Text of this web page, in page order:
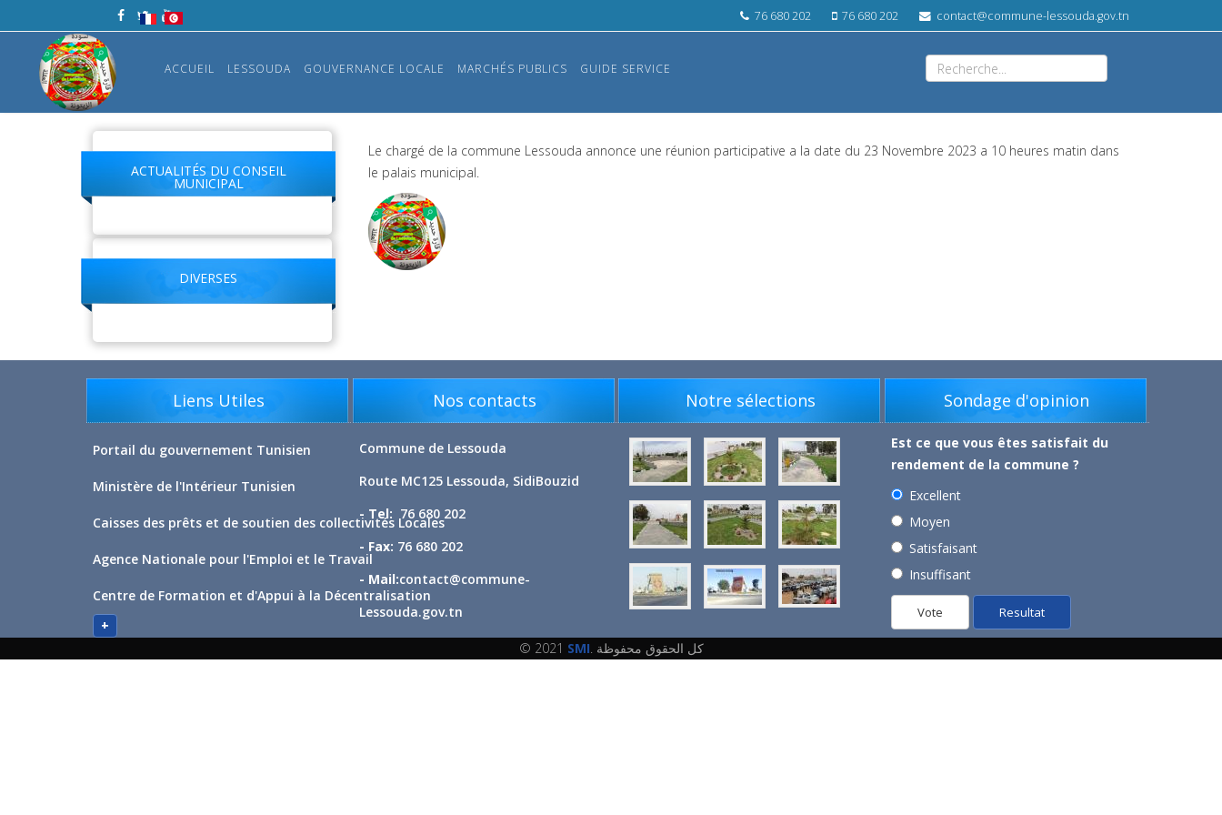
76 680 202 76 680 202 contact@commune-lessouda.gov.tn
ACCUEIL LESSOUDA GOUVERNANCE LOCALE MARCHÉS PUBLICS GUIDE SERVICE
ACTUALITÉS DU CONSEIL
MUNICIPAL
DIVERSES
Le chargé de la commune Lessouda annonce une réunion participative a la date du 23 Novembre 2023 a 10 heures matin dans
le palais municipal.
Liens Utiles
Portail du gouvernement Tunisien
Ministère de l'Intérieur Tunisien
Caisses des prêts et de soutien des collectivités Locales
Agence Nationale pour l'Emploi et le Travail
Centre de Formation et d'Appui à la Décentralisation
+
Nos contacts
Commune de Lessouda
Route MC125 Lessouda, SidiBouzid
- Tel: 76 680 202
- Fax: 76 680 202
- Mail:contact@commune-
Lessouda.gov.tn
Notre sélections Sondage d'opinion
Est ce que vous êtes satisfait du
rendement de la commune ?
Excellent
Moyen
Satisfaisant
Insuffisant
© 2021 SMI . كل الحقوق محفوظة